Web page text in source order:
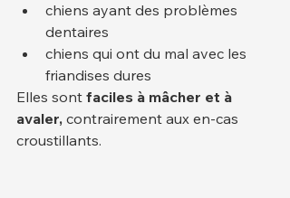
chiens ayant des problèmes
dentaires
chiens qui ont du mal avec les
friandises dures
Elles sont faciles à mâcher et à
avaler, contrairement aux en-cas
croustillants.